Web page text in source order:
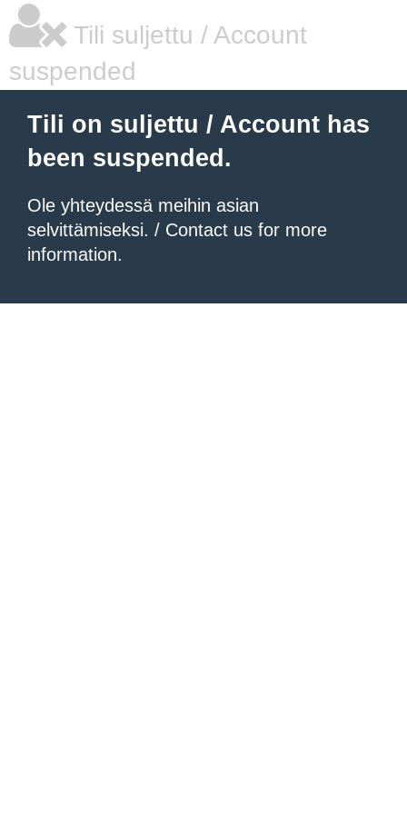
Tili suljettu / Account
suspended
Tili on suljettu / Account has
been suspended.
Ole yhteydessä meihin asian
selvittämiseksi. / Contact us for more
information.